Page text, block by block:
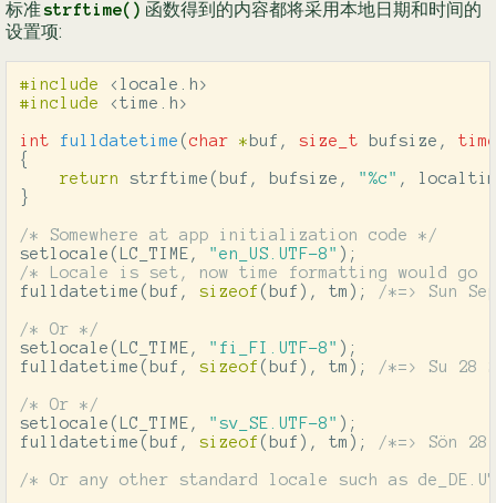
标准strftime() 函数得到的内容都将采用本地日期和时间的
设置项:
#include
<locale.h>
#include
<time.h>
int fulldatetime ( char * buf , size_t bufsize ,
{
return
strftime ( buf , bufsize , "%c" ,
}
/* Somewhere at app initialization code */
setlocale ( LC_TIME , "en_US.UTF-8" );
/* Locale is set, now time formatting would
fulldatetime ( buf , sizeof ( buf ), tm ); /*=> Sun
/* Or */
setlocale ( LC_TIME , "fi_FI.UTF-8" );
fulldatetime ( buf , sizeof ( buf ), tm ); /*=> Su 28
/* Or */
setlocale ( LC_TIME , "sv_SE.UTF-8" );
fulldatetime ( buf , sizeof ( buf ), tm ); /*=> Sön
/* Or any other standard locale such as